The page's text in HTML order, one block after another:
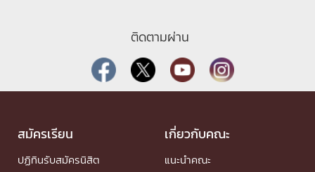
ติดตามผ่าน
สมัครเรียน
ปฏิทินรับสมัครนิสิต
เกี่ยวกับคณะ
แนะนำคณะ